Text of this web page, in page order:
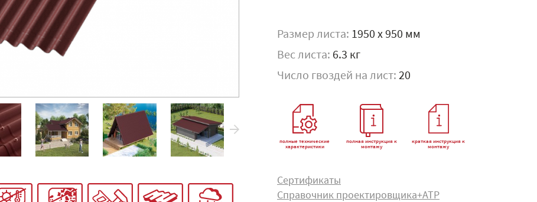
Размер листа: 1950 x 950 мм
Вес листа: 6.3 кг
Число гвоздей на лист: 20
полные технические
характеристики
полная инструкция к
монтажу
краткая инструкция к
монтажу
Сертификаты
Справочник проектировщика+АТР